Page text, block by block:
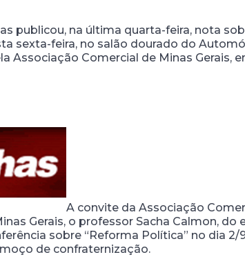
publicou, na última quarta-feira, nota
sexta-feira, no salão dourado do
Associação Comercial de Minas Gerais,
A convite da Associação
Gerais, o professor Sacha Calmon,
sobre “Reforma Política” no dia
de confraternização.